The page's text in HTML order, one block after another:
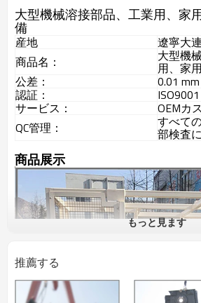
大型機械溶接部品、工業用、家
備
産地
遼寧大
商品名：
大型機
用、家
公差： 0.01
認証：
サービス：
OEMカ
QC管理：
すべて
部検査
商品展示
もっと見ます
推薦する